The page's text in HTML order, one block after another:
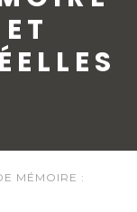
MÉMOIRE :